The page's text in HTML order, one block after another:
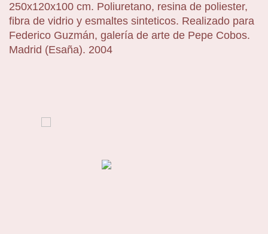
250x120x100 cm. Poliuretano, resina de poliester,
fibra de vidrio y esmaltes sinteticos. Realizado para
Federico Guzmán, galería de arte de Pepe Cobos.
Madrid (Esaña). 2004